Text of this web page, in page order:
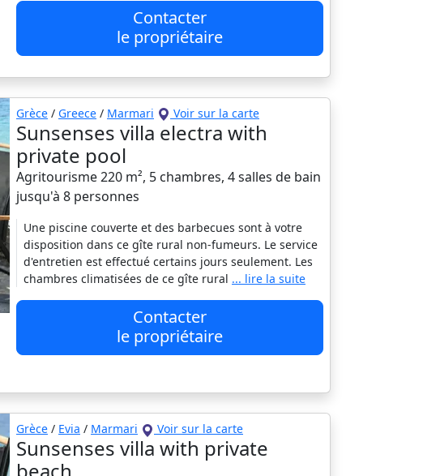
Contacter
le propriétaire
Grèce / Greece / Marmari Voir sur la carte
Sunsenses villa electra with
private pool
Agritourisme 220 m², 5 chambres, 4 salles de bain
jusqu'à 8 personnes
Une piscine couverte et des barbecues sont à votre
disposition dans ce gîte rural non-fumeurs. Le service
d'entretien est effectué certains jours seulement. Les
chambres climatisées de ce gîte rural ... lire la suite
Contacter
le propriétaire
Grèce / Evia / Marmari Voir sur la carte
Sunsenses villa with private